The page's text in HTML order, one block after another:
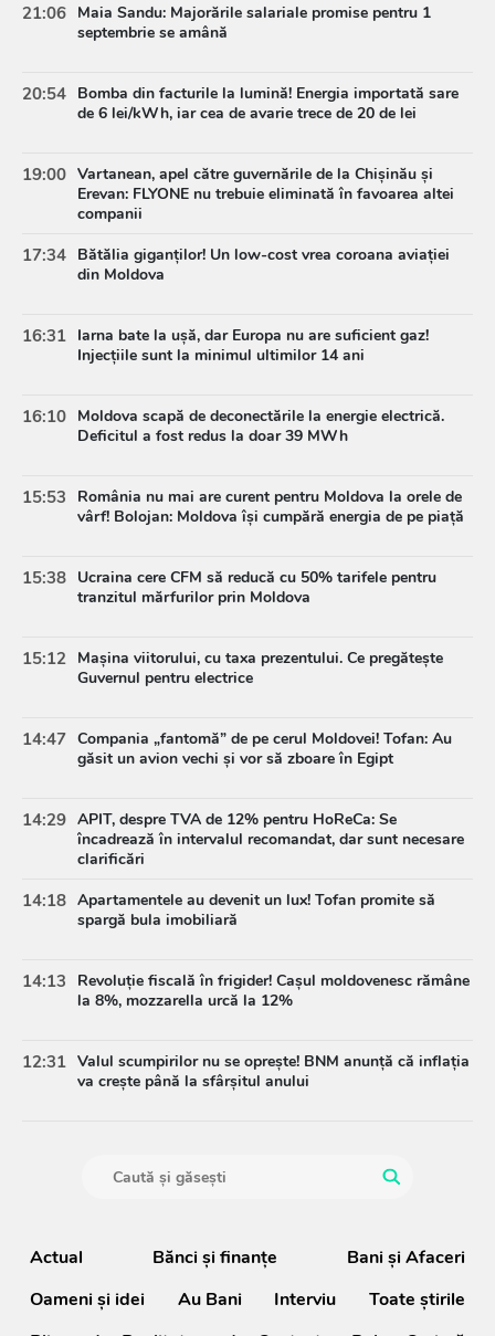
21:06 Maia Sandu: Majorările salariale promise pentru 1
septembrie se amână
20:54 Bomba din facturile la lumină! Energia importată sare
de 6 lei/kWh, iar cea de avarie trece de 20 de lei
19:00 Vartanean, apel către guvernările de la Chișinău și
Erevan: FLYONE nu trebuie eliminată în favoarea altei
companii
17:34 Bătălia giganților! Un low-cost vrea coroana aviației
din Moldova
16:31 Iarna bate la ușă, dar Europa nu are suficient gaz!
Injecțiile sunt la minimul ultimilor 14 ani
16:10 Moldova scapă de deconectările la energie electrică.
Deficitul a fost redus la doar 39 MWh
15:53
România nu mai are curent pentru Moldova la orele de
vârf! Bolojan: Moldova își cumpără energia de pe piață
15:38 Ucraina cere CFM să reducă cu 50% tarifele pentru
tranzitul mărfurilor prin Moldova
15:12 Mașina viitorului, cu taxa prezentului. Ce pregătește
Guvernul pentru electrice
14:47 Compania „fantomă” de pe cerul Moldovei! Tofan: Au
găsit un avion vechi și vor să zboare în Egipt
14:29 APIT, despre TVA de 12% pentru HoReCa: Se
încadrează în intervalul recomandat, dar sunt necesare
clarificări
14:18 Apartamentele au devenit un lux! Tofan promite să
spargă bula imobiliară
14:13
Revoluție fiscală în frigider! Cașul moldovenesc rămâne
la 8%, mozzarella urcă la 12%
12:31 Valul scumpirilor nu se oprește! BNM anunță că inflația
va crește până la sfârșitul anului
Actual Bănci şi finanţe
Bani și Afaceri
Oameni şi idei
Au Bani Interviu
Toate știrile